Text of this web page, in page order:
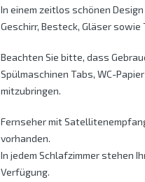
In einem zeitlos schönen
Geschirr, Besteck, Gläser
Beachten Sie bitte, dass
Spülmaschinen Tabs, WC-
mitzubringen.
Fernseher mit
vorhanden.
In jedem Schlafzimmer stehen
Verfügung.